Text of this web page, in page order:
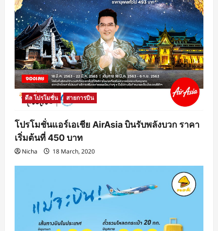
ดีล โปรโมชั่น สายการบิน
โปรโมชั่นแอร์เอเชีย AirAsia บินรับพลังบวก ราคา
เริ่มต้นที่ 450 บาท
Nicha 18 March, 2020